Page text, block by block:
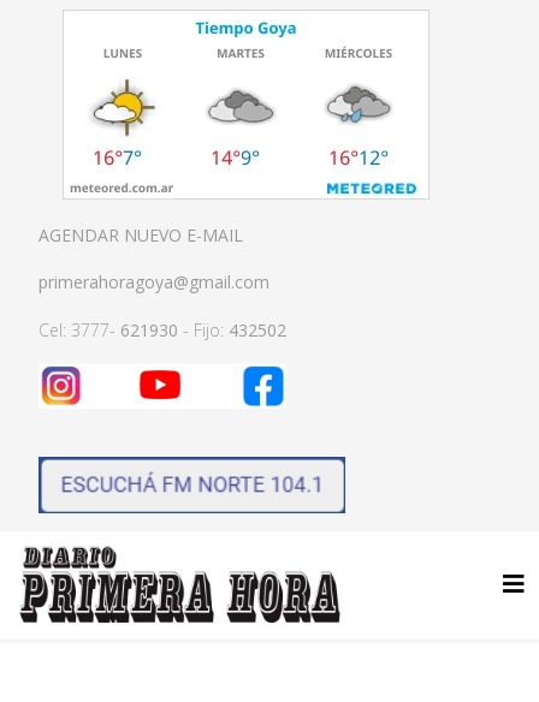
AGENDAR NUEVO E-MAIL
primerahoragoya@gmail.com
Cel: 3777- 621930 - Fijo: 432502